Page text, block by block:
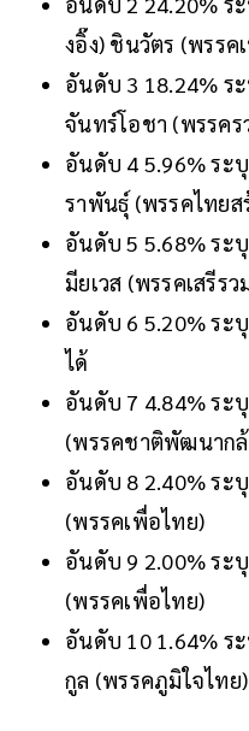
งอิ๊ง) ชินวัตร (พรรค
อันดับ 3 18.24% ร
จันทร์โอชา (พรรคร
อันดับ 4 5.96% ระ
ราพันธุ์ (พรรคไทยส
อันดับ 5 5.68% ระ
มียเวส (พรรคเสรีรว
อันดับ 6 5.20% ระ
ได้
อันดับ 7 4.84% ระ
(พรรคชาติพัฒนาก
อันดับ 8 2.40% ระ
(พรรคเพื่อไทย)
อันดับ 9 2.00% ระ
(พรรคเพื่อไทย)
อันดับ 10 1.64% ร
กูล (พรรคภูมิใจไทย)